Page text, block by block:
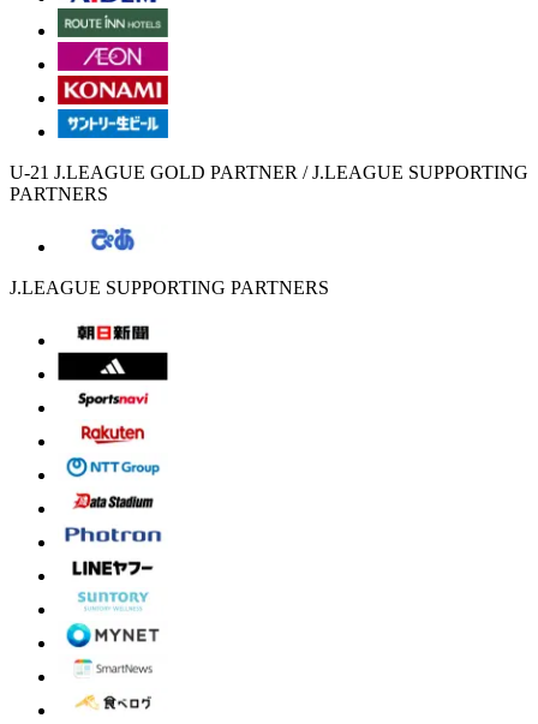
U-21 J.LEAGUE GOLD PARTNER / J.LEAGUE SUPPORTING
PARTNERS
J.LEAGUE SUPPORTING PARTNERS